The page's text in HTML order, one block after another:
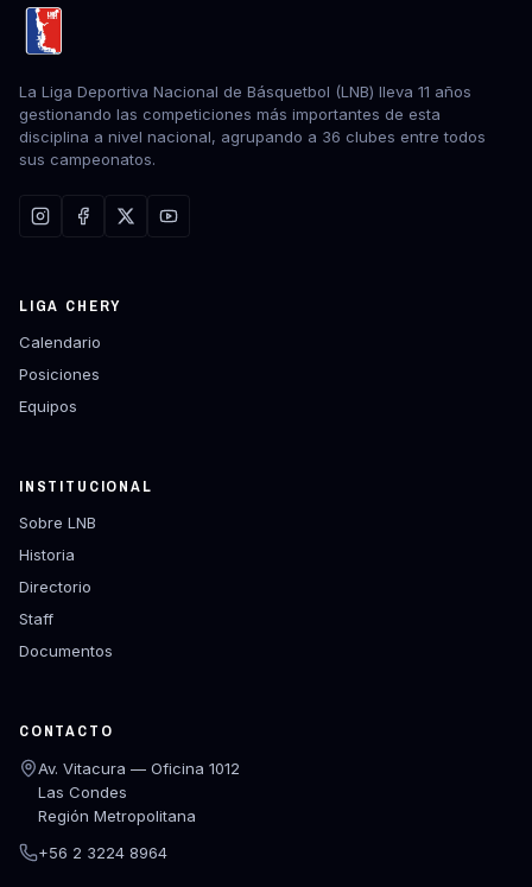
La Liga Deportiva Nacional de Básquetbol (LNB) lleva 11 años
gestionando las competiciones más importantes de esta
disciplina a nivel nacional, agrupando a 36 clubes entre todos
sus campeonatos.
LIGA CHERY
Calendario
Posiciones
Equipos
INSTITUCIONAL
Sobre LNB
Historia
Directorio
Staff
Documentos
CONTACTO
Av. Vitacura — Oficina 1012
Las Condes
Región Metropolitana
+56 2 3224 8964